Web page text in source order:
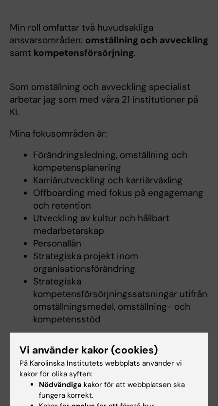
Min roll omfattar två huvudsakliga
ansvarsområden: omställning och avveckling
samt kompetensförsörjning.
Som omställning och avveckling specialist
arbetar jag som med våra 21 institutioner på
KI.
Mina fokusområden är:
Förändringsledning, omställning och
kompetensplanering
Karriärutveckling och karriärväxling
Offboarding med fokus på engagemang
och retention
Utveckling av kultur och hållbart
medarbetarskap
Personallån
Strategiska projekt inom
organisationsförändring
Strategiska
kompetensförsörjningssatsningar utifrån
omställningsmedel, omställning- och
kompetensstöd
UTBILDNING
Coach Diploma, Leapfrog AB, Sweden (Nov
2022) Meets ICF training requirements for
ACC certification
Vi använder kakor (cookies)
På Karolinska Institutets webbplats använder vi
kakor för olika syften:
Nödvändiga kakor för att webbplatsen ska
fungera korrekt.